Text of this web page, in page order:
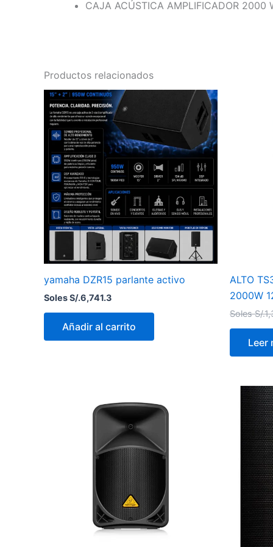
CAJA ACÚSTICA AMPLIFICADOR 2000
Productos relacionados
yamaha DZR15 parlante activo
Soles S/.6,741.3
Añadir al carrito
ALTO
2000W
Soles S/.
Leer